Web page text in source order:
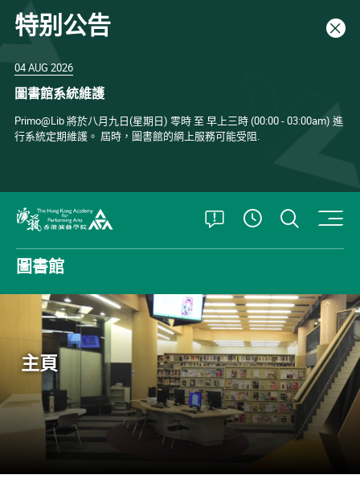
特别公告 關閉
04 AUG 2026
圖書館系統維護
Primo@Lib 將於八月九日(星期日) 零時 至 早上三時 (00:00 - 03:00am) 進
行系統定期維護。 屆時，圖書館的網上服務可能受阻.
打開特別公告
查看開放時
打開
圖書館
主頁